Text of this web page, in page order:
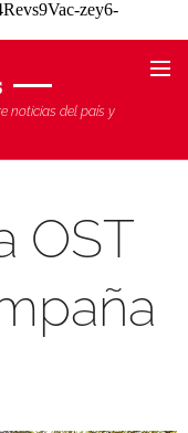
zey6-
noticias del país y
OST